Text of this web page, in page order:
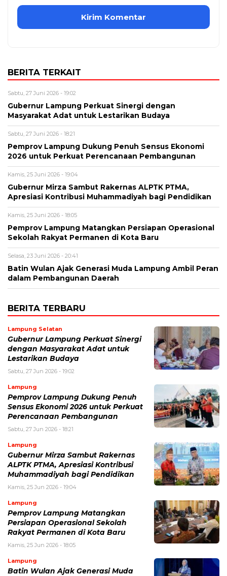
BERITA TERKAIT
Sabtu, 27 Juni 2026 - 19:02
Gubernur Lampung Perkuat Sinergi dengan
Masyarakat Adat untuk Lestarikan Budaya
Sabtu, 27 Juni 2026 - 18:21
Pemprov Lampung Dukung Penuh Sensus Ekonomi
2026 untuk Perkuat Perencanaan Pembangunan
Kamis, 25 Juni 2026 - 19:04
Gubernur Mirza Sambut Rakernas ALPTK PTMA,
Apresiasi Kontribusi Muhammadiyah bagi Pendidikan
Kamis, 25 Juni 2026 - 18:05
Pemprov Lampung Matangkan Persiapan Operasional
Sekolah Rakyat Permanen di Kota Baru
Selasa, 23 Juni 2026 - 20:41
Batin Wulan Ajak Generasi Muda Lampung Ambil Peran
dalam Pembangunan Daerah
BERITA TERBARU
Lampung Selatan
Gubernur Lampung Perkuat Sinergi
dengan Masyarakat Adat untuk
Lestarikan Budaya
Sabtu, 27 Jun 2026 - 19:02
Lampung
Pemprov Lampung Dukung Penuh
Sensus Ekonomi 2026 untuk Perkuat
Perencanaan Pembangunan
Sabtu, 27 Jun 2026 - 18:21
Lampung
Gubernur Mirza Sambut Rakernas
ALPTK PTMA, Apresiasi Kontribusi
Muhammadiyah bagi Pendidikan
Kamis, 25 Jun 2026 - 19:04
Lampung
Pemprov Lampung Matangkan
Persiapan Operasional Sekolah
Rakyat Permanen di Kota Baru
Kamis, 25 Jun 2026 - 18:05
Lampung
Batin Wulan Ajak Generasi Muda